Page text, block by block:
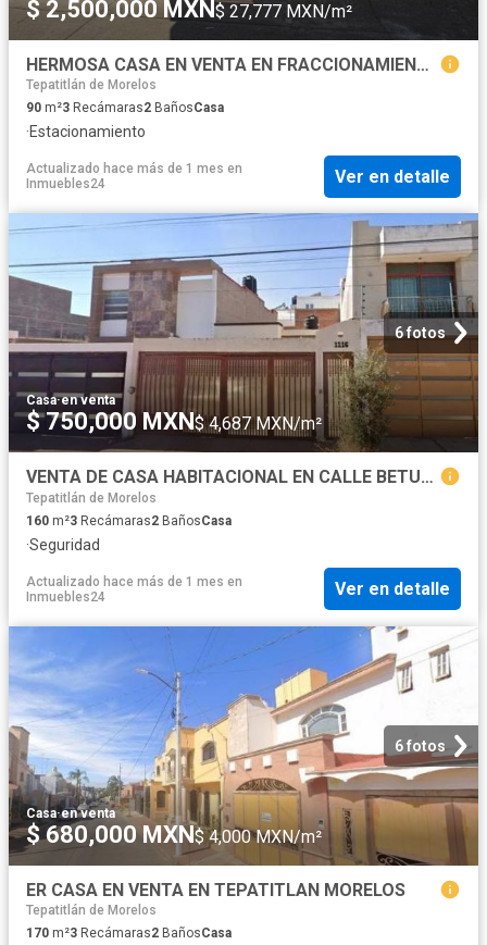
$ 2,500,000 MXN$ 27,777 MXN/m²
HERMOSA CASA EN VENTA EN FRACCIONAMIENTO LA ESPERANZA TEPATITLAN
Tepatitlán de Morelos
90 m²3 Recámaras2 BañosCasa
·Estacionamiento
Actualizado hace más de 1 mes en
Inmuebles24
Ver en detalle
6 fotos
Casa·en venta
$ 750,000 MXN$ 4,687 MXN/m²
VENTA DE CASA HABITACIONAL EN CALLE BETULIAS, ZONA CONSOLIDADA
Tepatitlán de Morelos
160 m²3 Recámaras2 BañosCasa
·Seguridad
Actualizado hace más de 1 mes en
Inmuebles24
Ver en detalle
6 fotos
Casa·en venta
$ 680,000 MXN$ 4,000 MXN/m²
ER CASA EN VENTA EN TEPATITLAN MORELOS
Tepatitlán de Morelos
170 m²3 Recámaras2 BañosCasa